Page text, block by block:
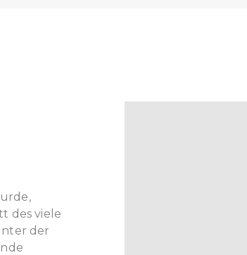
des viele
der